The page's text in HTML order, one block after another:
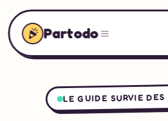
Partodo
LE GUIDE SURVIE DES